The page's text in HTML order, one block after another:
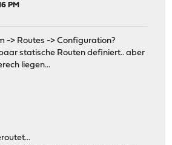
PM
-> Routes -> Configuration?
statische Routen definiert.. aber
liegen...